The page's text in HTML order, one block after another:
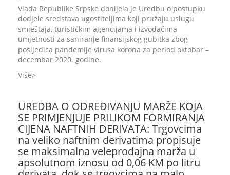
Vlada Republike Srpske donijela je Uredbu o postupku
dodjele sredstava ugostiteljima koji pružaju uslugu
smještaja, turističkim agencijama i izvođačima
umjetnosti za saniranje finansijskog gubitka zbog
posljedica pandemije virusa korona za period oktobar –
decembar 2020. godine.
Više
UREDBA O ODREĐIVANJU MARŽE KOJA
SE PRIMJENJUJE PRILIKOM FORMIRANJA
CIJENA NAFTNIH DERIVATA: Trgovcima
na veliko naftnim derivatima propisuje
se maksimalna veleprodajna marža u
apsolutnom iznosu od 0,06 KM po litru